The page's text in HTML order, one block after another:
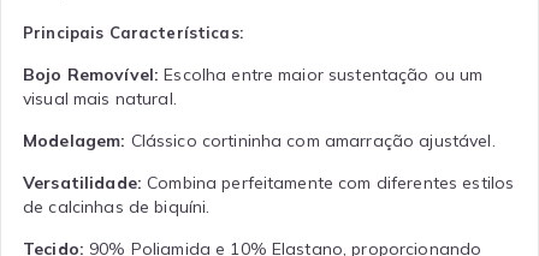
Principais Características:
Bojo Removível: Escolha entre maior sustentação ou um
visual mais natural.
Modelagem: Clássico cortininha com amarração ajustável.
Versatilidade: Combina perfeitamente com diferentes estilos
de calcinhas de biquíni.
Tecido: 90% Poliamida e 10% Elastano, proporcionando